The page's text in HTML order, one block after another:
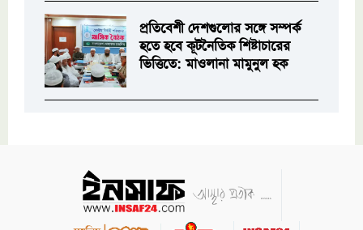
প্রতিবেশী দেশগুলোর সঙ্গে সম্পর্ক
হতে হবে কূটনৈতিক শিষ্টাচারের
ভিত্তিতে: মাওলানা মামুনুল হক